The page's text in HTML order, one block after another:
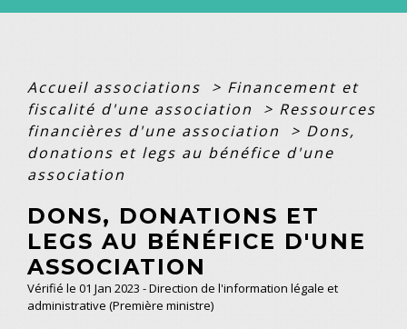
Accueil associations > Financement et
fiscalité d'une association
> Ressources
financières d'une association
> Dons,
donations et legs au bénéfice d'une
association
DONS, DONATIONS ET
LEGS AU BÉNÉFICE D'UNE
ASSOCIATION
Vérifié le 01 Jan 2023 - Direction de l'information légale et
administrative (Première ministre)